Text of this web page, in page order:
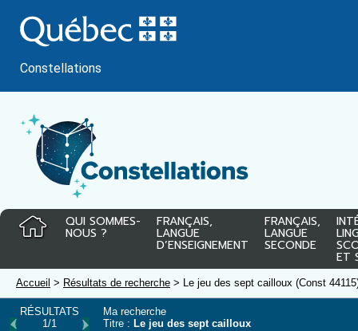
au
contenu
Constellations
QUI SOMMES-
NOUS ?
FRANÇAIS,
LANGUE
D’ENSEIGNEMENT
FRANÇAIS,
LANGUE
SECONDE
ET
Accueil > Résultats de recherche > Le jeu des sept cailloux (Const
RÉSULTATS
1/1
Ma recherche
Titre : Le jeu des sept cailloux